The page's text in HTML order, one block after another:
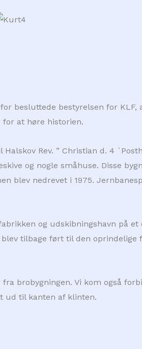
besluttede bestyrelsen for
at høre historien.
Rev. ” Christian d. 4
og nogle småhuse. Disse
blev nedrevet i 1975.
og udskibningshavn på
tilbage ført til den
brobygningen. Vi kom også
ud til kanten af klinten.